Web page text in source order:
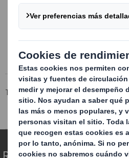
Intercambiables y reutilizables
Larga vida útil
Tecnicarton
Productos
Acondicionamiento interior de
Redefinimos el packaging